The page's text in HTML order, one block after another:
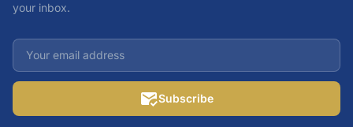
your inbox.
mark_email_readSubscribe